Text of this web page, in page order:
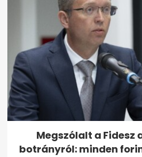
Megszólalt a Fidesz
botrányról: minden